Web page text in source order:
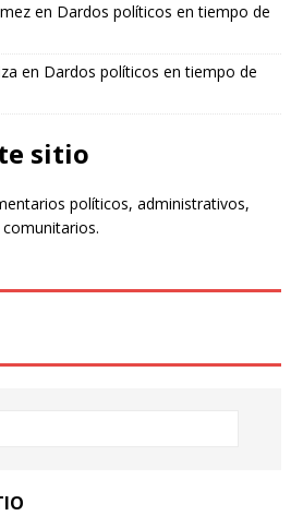
en Dardos políticos en tiempo de
en Dardos políticos en tiempo de
sitio
políticos, administrativos,